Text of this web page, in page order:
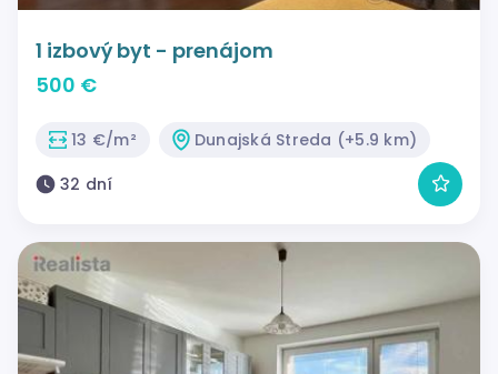
1 izbový byt - prenájom
500 €
13 €/m²
Dunajská Streda (+5.9 km)
32 dní